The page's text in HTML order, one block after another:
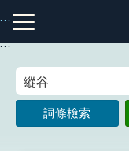
到
主
:::
注音索引圖示
:::
詞條檢索